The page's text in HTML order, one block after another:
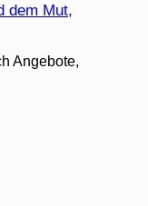
dem Mut,
Angebote,